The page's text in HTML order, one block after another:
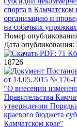
спорта в Камчатском
организацию и
на собачьих
Номер
Дата опубликования:
PDF: 71 Кб
18726
от 14.05.2015 № 176-
"О внесении
Правительства
утверждении
краевого бюджета
Камчатском крае"